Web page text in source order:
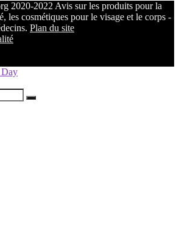
2020-2022 Avis sur les produits pour la
les cosmétiques pour le visage et le corps -
Plan du site